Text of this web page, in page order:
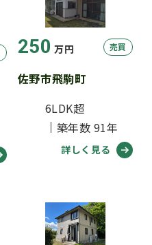
250 万円 売買
佐野市飛駒町
6LDK超
築年数 91年
詳しく見る